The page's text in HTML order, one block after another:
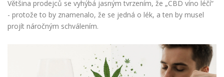
Většina prodejců se vyhýbá jasným tvrzením, že „CBD víno léčí“
- protože to by znamenalo, že se jedná o lék, a ten by musel
projít náročným schválením.